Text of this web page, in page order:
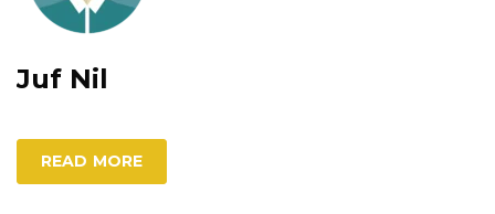
Juf Nil
READ MORE